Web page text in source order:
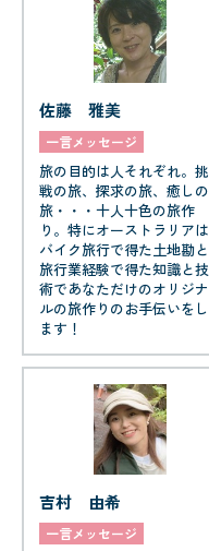
佐藤 雅美
一言メッセージ
旅の目的は人それぞれ。挑
戦の旅、探求の旅、癒しの
旅・・・十人十色の旅作
り。特にオーストラリアは
バイク旅行で得た土地勘と
旅行業経験で得た知識と技
術であなただけのオリジナ
ルの旅作りのお手伝いをし
ます！
吉村 由希
一言メッセージ